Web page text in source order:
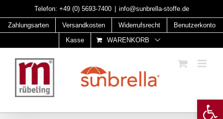
to
content
Telefon: +49 (0) 5693-7400 info@sunbrella-stoffe.de
Zahlungsarten Versandkosten Widerrufsrecht
Benutzerkonto
Kasse
WARENKORB